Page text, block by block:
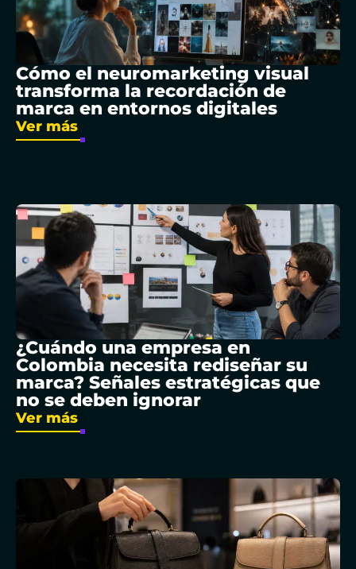
Cómo el neuromarketing visual
transforma la recordación de
marca en entornos digitales
Ver más
¿Cuándo una empresa en
Colombia necesita rediseñar su
marca? Señales estratégicas que
no se deben ignorar
Ver más